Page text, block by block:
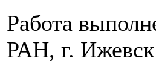
Работа
РАН, г. Ижевск